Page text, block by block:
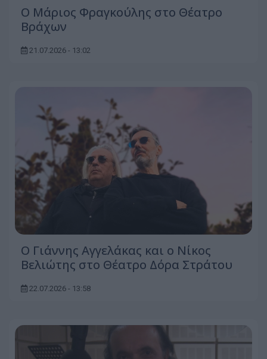
Ο Μάριος Φραγκούλης στο Θέατρο
Βράχων
21.07.2026 - 13:02
Ο Γιάννης Αγγελάκας και ο Νίκος
Βελιώτης στο Θέατρο Δόρα Στράτου
22.07.2026 - 13:58